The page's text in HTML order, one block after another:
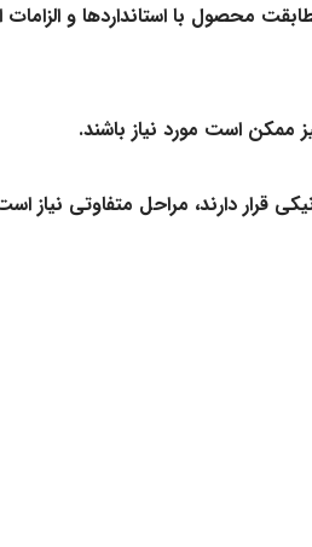
محصول با استانداردها و الزامات
است مورد نیاز باشند.
قرار دارند، مراحل متفاوتی نیاز